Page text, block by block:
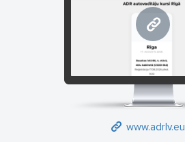
www.adrlv.eu